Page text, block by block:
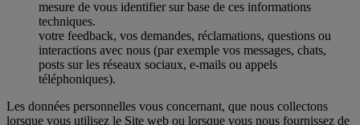
mesure de vous identifier sur base de ces informations
techniques.
votre feedback, vos demandes, réclamations, questions ou
interactions avec nous (par exemple vos messages, chats,
posts sur les réseaux sociaux, e-mails ou appels
téléphoniques).
Les données personnelles vous concernant, que nous collectons
lorsque vous utilisez le Site web ou lorsque vous nous fournissez de